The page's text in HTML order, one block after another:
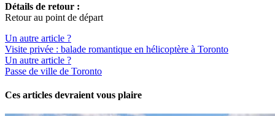
Détails de retour :
Retour au point de départ
Un autre article ?
Visite privée : balade romantique en hélicoptère à Toronto
Un autre article ?
Passe de ville de Toronto
Ces articles devraient vous plaire